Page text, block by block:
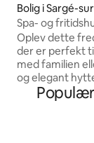
Bolig i Sargé-
Spa- og
Oplev dette
der er perfekt
med familien
og elegant
balkoner med
hyggelig stue
og moderne